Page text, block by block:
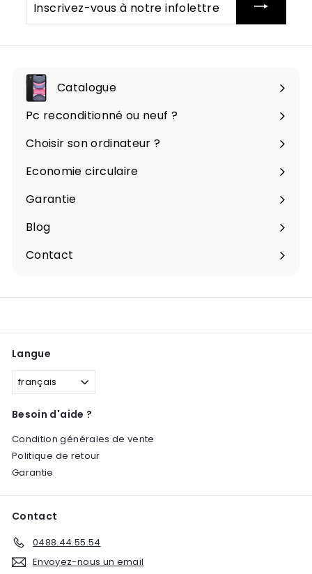
vous
à
Catalogue
Ouvrir
le
menu
Pc reconditionné ou neuf ?
Choisir son ordinateur ?
Economie circulaire
Garantie
Blog
Contact
Langue
français
Besoin d'aide ?
Condition générales de vente
Politique de retour
Garantie
Contact
0488.44.55.54
Envoyez-nous un email